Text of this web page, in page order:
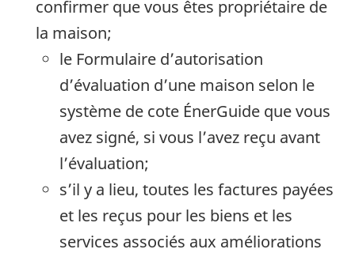
confirmer que vous êtes propriétaire de
la maison;
le Formulaire d’autorisation
d’évaluation d’une maison selon le
système de cote ÉnerGuide que vous
avez signé, si vous l’avez reçu avant
l’évaluation;
s’il y a lieu, toutes les factures payées
et les reçus pour les biens et les
services associés aux améliorations